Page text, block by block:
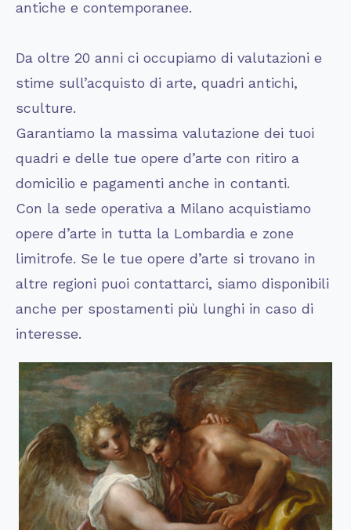
antiche e contemporanee.
Da oltre 20 anni ci occupiamo di valutazioni e
stime sull’acquisto di arte, quadri antichi,
sculture.
Garantiamo la massima valutazione dei tuoi
quadri e delle tue opere d’arte con ritiro a
domicilio e pagamenti anche in contanti.
Con la sede operativa a Milano acquistiamo
opere d’arte in tutta la Lombardia e zone
limitrofe. Se le tue opere d’arte si trovano in
altre regioni puoi contattarci, siamo disponibili
anche per spostamenti più lunghi in caso di
interesse.